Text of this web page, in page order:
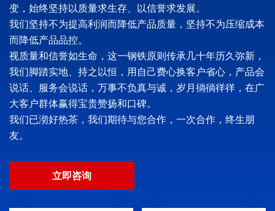
变，始终坚持以质量求生存、以信誉求发展。
我们坚持不为提高利润而降低产品质量，坚持不为压缩成本
而降低产品品控。
视质量和信誉如生命，这一钢铁原则传承几十年历久弥新，
我们脚踏实地、持之以恒，用自己费心换客户省心，产品会
说话、服务会说话，万事不负真与诚，岁月徜徜徉徉，在广
大客户群体赢得宝贵赞扬和口碑。
我们已沏好热茶，我们期待与您合作，一次合作，终生朋
友。
立即咨询